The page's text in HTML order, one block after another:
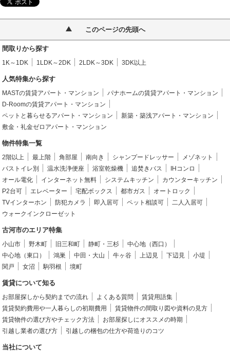
このページの先頭へ
間取りから探す
1K～1DK 1LDK～2DK 2LDK～3DK 3DK以上
人気特集から探す
MASTの賃貸アパート・マンション
パナホームの賃貸アパート・マンション
D-Roomの賃貸アパート・マンション
ペットと暮らせるアパート・マンション
新築・築浅アパート・マンション
敷金・礼金ゼロアパート・マンション
物件特集一覧
2階以上 最上階 角部屋 南向き シャンプードレッサー
メゾネット
バストイレ別
温水洗浄便座 浴室乾燥機 追焚きバス
IHコンロ
オール電化
インターネット無料 システムキッチン
カウンターキッチン
P2台可
エレベーター 宅配ボックス 都市ガス
オートロック
TVインターホン
防犯カメラ 即入居可 ペット相談可
二人入居可
ウォークインクローゼット
古河市のエリア特集
小山市 野木町 旧三和町 静町・三杉
中心地（西口）
中心地（東口）
鴻巣 中田・大山 牛ヶ谷 上辺見 下辺見
小堤
関戸
女沼 駒羽根 境町
賃貸について知る
お部屋探しから契約までの流れ よくある質問
賃貸用語集
賃貸契約費用や一人暮らしの初期費用
賃貸物件の間取り図や資料の見方
賃貸物件の選び方やチェック方法
お部屋探しにオススメの時期
引越し業者の選び方
引越しの梱包の仕方や荷造りのコツ
当社について